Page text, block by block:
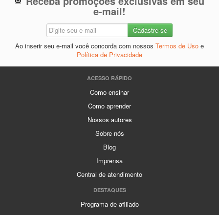
e-mail!
Ao inserir seu e-mail você concorda com nossos Termos de Uso e
Política de Privacidade
ACESSO RÁPIDO
Como ensinar
Como aprender
Nossos autores
Sobre nós
Blog
Imprensa
Central de atendimento
DESTAQUES
Programa de afiliado